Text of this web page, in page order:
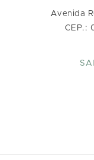
Avenida
CEP.: